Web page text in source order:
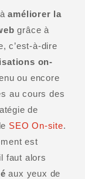
àaméliorer la
grâce à
c’est-à-dire
on-
ou encore
au cours des
de
SEO On-site.
est
faut alors
aux yeux de